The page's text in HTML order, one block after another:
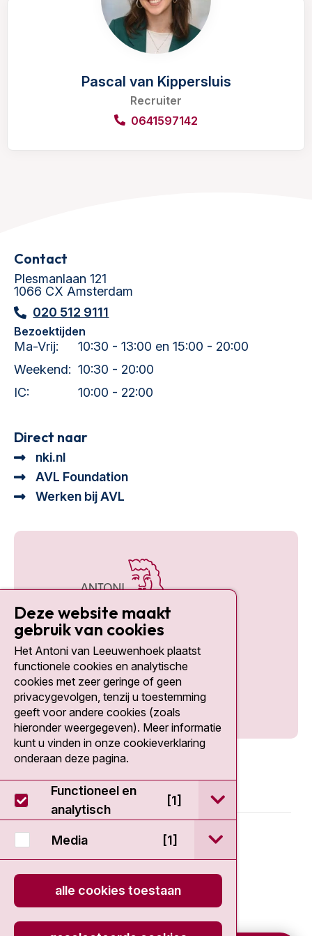
Pascal van Kippersluis
Recruiter
0641597142
Contact
Plesmanlaan 121
1066 CX Amsterdam
020 512 9111
Bezoektijden
Ma-Vrij:
10:30 - 13:00 en 15:00 - 20:00
Weekend: 10:30 - 20:00
IC:
10:00 - 22:00
Direct naar
nki.nl
AVL Foundation
Werken bij AVL
Social media
© 2026 - Antoni van Leeuwenhoek
Disclaimer
Deze website maakt
gebruik van cookies
Het Antoni van Leeuwenhoek plaatst
functionele cookies en analytische
cookies met zeer geringe of geen
privacygevolgen, tenzij u toestemming
geeft voor andere cookies (zoals
hieronder weergegeven). Meer informatie
kunt u vinden in onze cookieverklaring
onderaan deze pagina.
Functioneel en
analytisch
[1] open / sluit
Media [1] open / sluit
alle cookies toestaan